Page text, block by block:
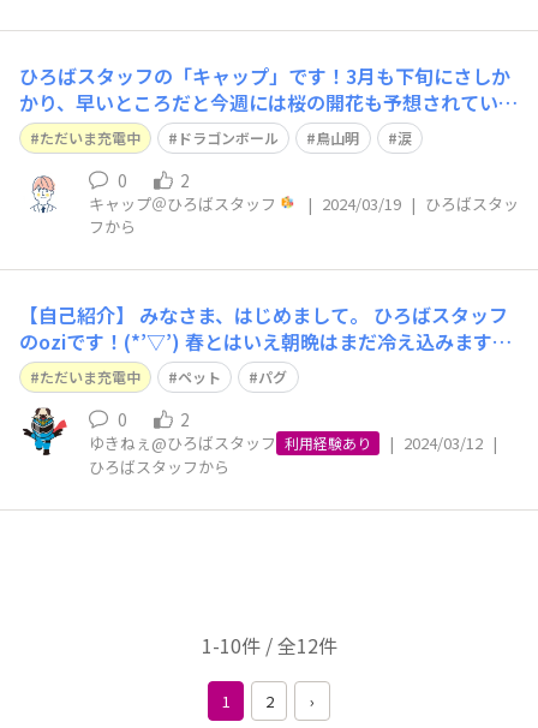
ひろばスタッフの「キャップ」です！3月も下旬にさしか
かり、早いところだと今週には桜の開花も予想されていた
りして、一層春の訪れを感じるのではないでしょうか。
突然ですが、みなさま最近涙した出来事はありますか？
嬉し涙、悲しい涙、笑いの涙、他いろいろあると思いま
す。私は先日の鳥山明氏の訃報を聞いて悲し
ただいま充電中 ドラゴンボール 鳥山明 涙
0 2
キャップ＠ひろばスタッフ | 2024/03/19 | ひろばスタッ
フから
【自己紹介】 みなさま、はじめまして。 ひろばスタッフ
のoziです！(*’▽’) 春とはいえ朝晩はまだ冷え込みます
ね。 突然ですが、ワタシは2歳オスのパグ(犬)と一緒に暮
らしています。 パグは、鼻ぺちゃでシワがあって愛嬌の
ある表情が特徴なのですが 暑さ寒さに弱いので、暖かな
春が待ち遠しいで
ただいま充電中 ペット パグ
0 2
ゆきねぇ@ひろばスタッフ 利用経験あり | 2024/03/12 |
ひろばスタッフから
1-10件 / 全12件
1 2 ›